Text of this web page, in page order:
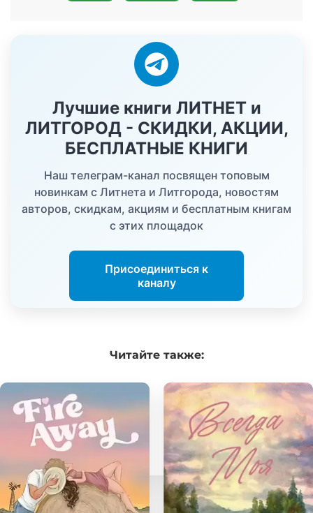
Лучшие книги ЛИТНЕТ и
ЛИТГОРОД - СКИДКИ, АКЦИИ,
БЕСПЛАТНЫЕ КНИГИ
Наш телеграм-канал посвящен топовым
новинкам с Литнета и Литгорода, новостям
авторов, скидкам, акциям и бесплатным книгам
с этих площадок
Присоединиться к
каналу
Читайтетакже: